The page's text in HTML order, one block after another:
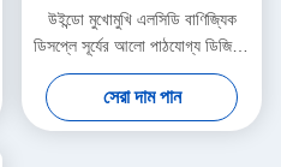
উইন্ডো মুখোমুখি এলসিডি বাণিজ্যিক
ডিসপ্লে সূর্যের আলো পাঠযোগ্য ডিজিটাল
সিগনেজ টাচ ডিসপ্লে
সেরা দাম পান